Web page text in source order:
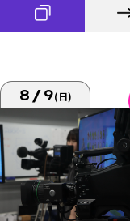
8/9(日)